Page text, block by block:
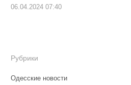
06.04.2024 07:40
Рубрики
Одесские новости